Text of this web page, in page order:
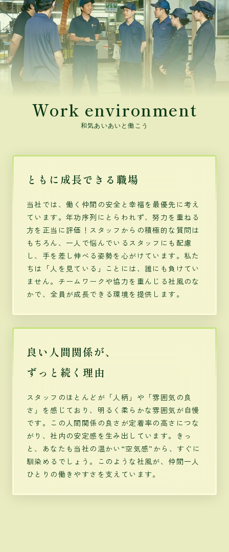
Work environment
和気あいあいと働こう
ともに成長できる職場
当社では、働く仲間の安全と幸福を最優先に考え
ています。年功序列にとらわれず、努力を重ねる
方を正当に評価！スタッフからの積極的な質問は
もちろん、一人で悩んでいるスタッフにも配慮
し、手を差し伸べる姿勢を心がけています。私た
ちは「人を見ている」ことには、誰にも負けてい
ません。チームワークや協力を重んじる社風のな
かで、全員が成長できる環境を提供します。
良い人間関係が、
ずっと続く理由
スタッフのほとんどが「人柄」や「雰囲気の良
さ」を感じており、明るく柔らかな雰囲気が自慢
です。この人間関係の良さが定着率の高さにつな
がり、社内の安定感を生み出しています。きっ
と、あなたも当社の温かい“空気感”から、すぐに
馴染めるでしょう。このような社風が、仲間一人
ひとりの働きやすさを支えています。